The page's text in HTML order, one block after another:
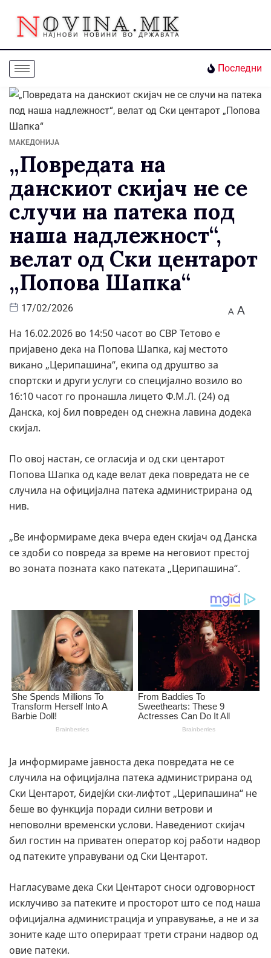
Последни
МАКЕДОНИЈА
„Повредата на
данскиот скијач не се
случи на патека под
наша надлежност“,
велат од Ски центарот
„Попова Шапка“
17/02/2026 A A
На 16.02.2026 во 14:50 часот во СВР Тетово е
пријавено дека на Попова Шапка, кај местото
викано „Церипашина“, екипа од друштво за
спортски и други услуги со специјално возило во
16:10 часот го пронашла лицето Ф.М.Л. (24) од
Данска, кој бил повреден од снежна лавина додека
скијал.
По овој настан, се огласија и од ски центарот
Попова Шапка од каде велат дека повредата не се
случила на официјална патека администрирана од
нив.
„Ве информираме дека вчера еден скијач од Данска
се здоби со повреда за време на неговиот престој
во зоната позната како патеката „Церипашина“.
Ја информираме јавноста дека повредата не се
случила на официјална патека администрирана од
Ски Центарот, бидејќи ски-лифтот „Церипашина“ не
беше во функција поради силни ветрови и
неповолни временски услови. Наведениот скијач
бил гостин на приватен оператор кој работи надвор
од патеките управувани од Ски Центарот.
Нагласуваме дека Ски Центарот сноси одговорност
исклучиво за патеките и просторот што се под наша
официјална администрација и управување, а не и за
зоните каде што оперираат трети страни надвор од
овие патеки.